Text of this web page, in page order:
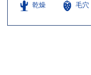
乾燥 毛穴